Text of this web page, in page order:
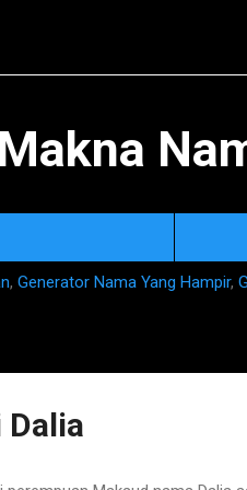
, Generator Nama Yang Hampir,
Dalia